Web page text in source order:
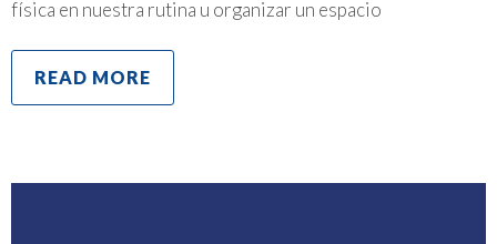
física en nuestra rutina u organizar un espacio
READ MORE